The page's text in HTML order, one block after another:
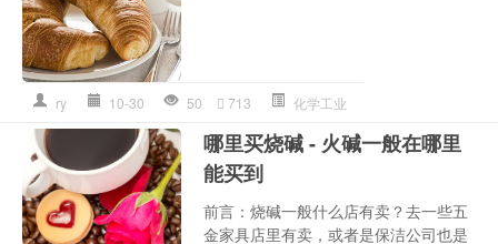
ry 10-30 50 713 化学工业
哪里买烧碱 - 火碱一般在哪里
能买到
前言：烧碱一般什么店有卖？去一些五
金家具店里有卖，或者是保洁公司也是